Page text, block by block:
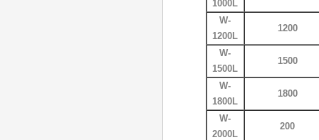
1000L
W-
1200L
1200
W-
1500L
1500
W-
1800L
1800
W-
2000L
200